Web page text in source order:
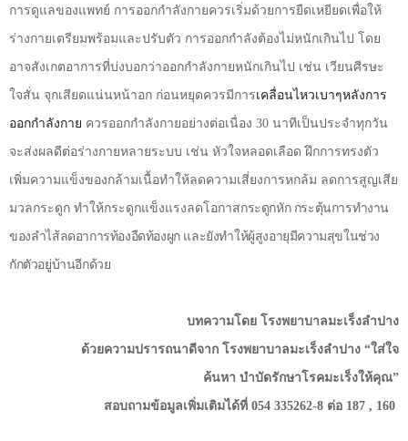
การดูแลของแพทย์ การออกกำลังกายควรเริ่มด้วยการยืดเหยียดเพื่อให้
ร่างกายเตรียมพร้อมและปรับตัว การออกกำลังต้องไม่หนักเกินไป โดย
อาจสังเกตอาการที่บ่งบอกว่าออกกำลังกายหนักเกินไป เช่น เวียนศีรษะ
ใจสั่น จุกเสียดแน่นหน้าอก ก่อนหยุดควรมีการเคลื่อนไหวเบาๆหลังการ
ออกกำลังกาย ควรออกกำลังกายอย่างต่อเนื่อง 30 นาทีเป็นประจำทุกวัน
จะส่งผลดีต่อร่างกายหลายระบบ เช่น หัวใจหลอดเลือด ฝึกการทรงตัว
เพิ่มความแข็งของกล้ามเนื้อทำให้ลดความเสี่ยงการหกล้ม ลดการสูญเสีย
มวลกระดูก ทำให้กระดูกแข็งแรงลดโอกาสกระดูกหัก กระตุ้นการทำงาน
ของลำไส้ลดอาการท้องอืดท้องผูก และยังทำให้ผู้สูงอายุมีความสุขในช่วง
กักตัวอยู่บ้านอีกด้วย
บทความโดย โรงพยาบาลมะเร็งลำปาง
ด้วยความปรารถนาดีจาก โรงพยาบาลมะเร็งลำปาง “ใส่ใจ
ค้นหา บำบัดรักษาโรคมะเร็งให้คุณ”
สอบถามข้อมูลเพิ่มเติมได้ที่ 054 335262-8 ต่อ 187 , 160